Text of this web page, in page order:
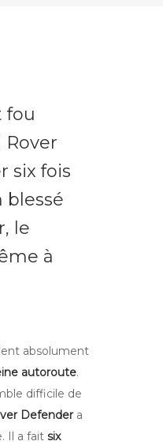
fou
Rover
six fois
blessé
le
à
absolument
autoroute.
difficile de
Defendera
Il a fait six